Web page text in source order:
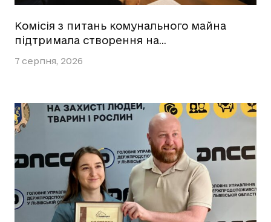
Комісія з питань комунального майна
підтримала створення на…
7 серпня, 2026